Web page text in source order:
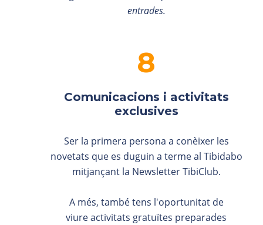
entrades.
Comunicacions i activitats
exclusives
Ser la primera persona a conèixer les
novetats que es duguin a terme al Tibidabo
mitjançant la Newsletter TibiClub.
A més, també tens l'oportunitat de
viure activitats gratuïtes preparades